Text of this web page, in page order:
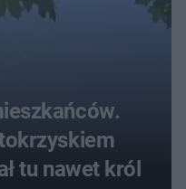
tu nawet król